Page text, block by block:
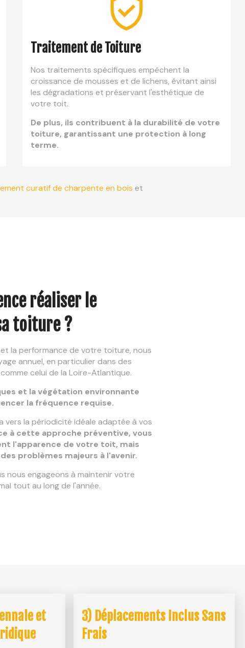
Traitement de Toiture
Nos traitements spécifiques empêchent la
croissance de mousses et de lichens, évitant ainsi
les dégradations et préservant l'esthétique de
votre toit.
De plus, ils contribuent à la durabilité de votre
toiture, garantissant une protection à long
terme.
curatif de charpente en bois et
réaliser le
toiture ?
la performance de votre toiture, nous
annuel, en particulier dans des
celui de la Loire-Atlantique.
et la végétation environnante
la fréquence requise.
vers la périodicité idéale adaptée à vos
à cette approche préventive, vous
l'apparence de votre toit, mais
problèmes majeurs à l'avenir.
nous engageons à maintenir votre
tout au long de l'année.
et
3) Déplacements Inclus Sans
Frais